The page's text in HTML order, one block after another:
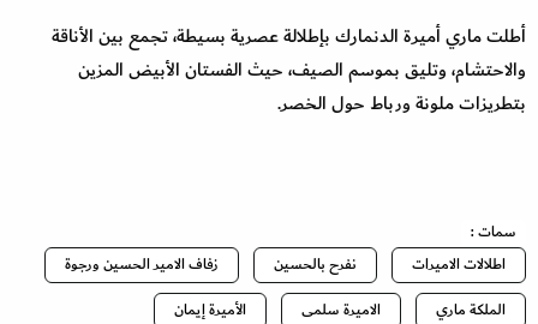
أطلت ماري أميرة الدنمارك بإطلالة عصرية بسيطة، تجمع بين الأناقة
والاحتشام، وتليق بموسم الصيف، حيث الفستان الأبيض المزين
بتطريزات ملونة ورباط حول الخصر.
سمات :
اطلالات الاميرات
نفرح بالحسين
زفاف الامير الحسين ورجوة
الملكة ماري
الاميرة سلمى
الأميرة إيمان